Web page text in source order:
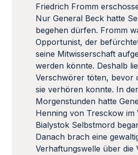
Friedrich Fromm
Nur General Beck hatte
begehen dürfen. Fromm
Opportunist, der
seine Mitwisserschaft
werden könnte. Deshalb
Verschwörer töten, bevor
sie verhören konnte. In
Morgenstunden hatte
Henning von Tresckow im
Bialystok Selbstmord
Danach brach eine
Verhaftungswelle über die